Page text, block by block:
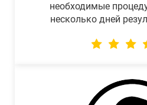
необходимые
несколько дней